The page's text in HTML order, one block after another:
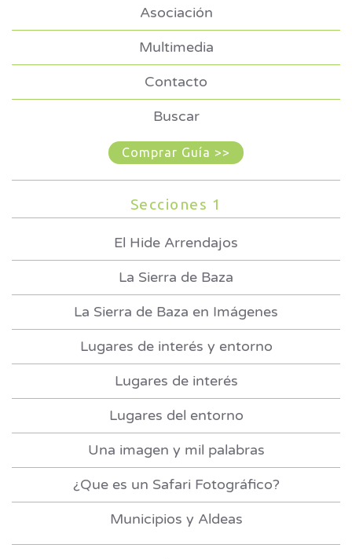
Asociación
Multimedia
Contacto
Buscar
Comprar Guía >>
Secciones 1
El Hide Arrendajos
La Sierra de Baza
La Sierra de Baza en Imágenes
Lugares de interés y entorno
Lugares de interés
Lugares del entorno
Una imagen y mil palabras
¿Que es un Safari Fotográfico?
Municipios y Aldeas